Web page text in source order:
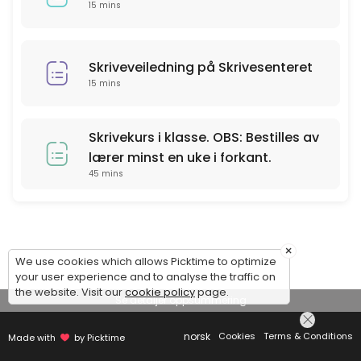
15 mins
Skriveveiledning på Skrivesenteret
15 mins
Skrivekurs i klasse. OBS: Bestilles av
lærer minst en uke i forkant.
45 mins
Se detaljer oppsummering
Made with by Picktime norsk Cookies Terms & Conditions
×
We use cookies which allows Picktime to optimize
your user experience and to analyse the traffic on
the website. Visit ourcookie policypage.